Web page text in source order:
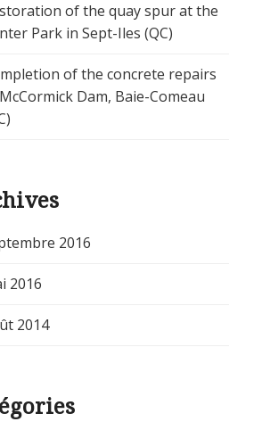
of the quay spur at the
Park in Sept-Iles (QC)
of the concrete repairs
Dam, Baie-Comeau
2016
2016
2014